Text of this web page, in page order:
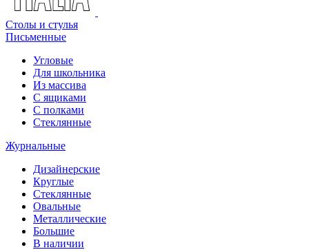
Столы и стулья
Письменные
Угловые
Для школьника
Из массива
С ящиками
С полками
Стеклянные
Журнальные
Дизайнерские
Круглые
Стеклянные
Овальные
Металлические
Большие
В наличии